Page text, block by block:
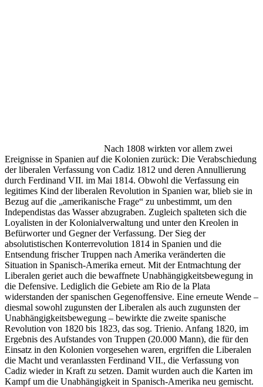
Nach 1808 wirkten vor allem zwei
Ereignisse in Spanien auf die Kolonien zurück: Die Verabschiedung
der liberalen Verfassung von Cadiz 1812 und deren Annullierung
durch Ferdinand VII. im Mai 1814. Obwohl die Verfassung ein
legitimes Kind der liberalen Revolution in Spanien war, blieb sie in
Bezug auf die „amerikanische Frage“ zu unbestimmt, um den
Independistas das Wasser abzugraben. Zugleich spalteten sich die
Loyalisten in der Kolonialverwaltung und unter den Kreolen in
Befürworter und Gegner der Verfassung. Der Sieg der
absolutistischen Konterrevolution 1814 in Spanien und die
Entsendung frischer Truppen nach Amerika veränderten die
Situation in Spanisch-Amerika erneut. Mit der Entmachtung der
Liberalen geriet auch die bewaffnete Unabhängigkeitsbewegung in
die Defensive. Lediglich die Gebiete am Rio de la Plata
widerstanden der spanischen Gegenoffensive. Eine erneute Wende –
diesmal sowohl zugunsten der Liberalen als auch zugunsten der
Unabhängigkeitsbewegung – bewirkte die zweite spanische
Revolution von 1820 bis 1823, das sog. Trienio. Anfang 1820, im
Ergebnis des Aufstandes von Truppen (20.000 Mann), die für den
Einsatz in den Kolonien vorgesehen waren, ergriffen die Liberalen
die Macht und veranlassten Ferdinand VII., die Verfassung von
Cadiz wieder in Kraft zu setzen. Damit wurden auch die Karten im
Kampf um die Unabhängigkeit in Spanisch-Amerika neu gemischt.